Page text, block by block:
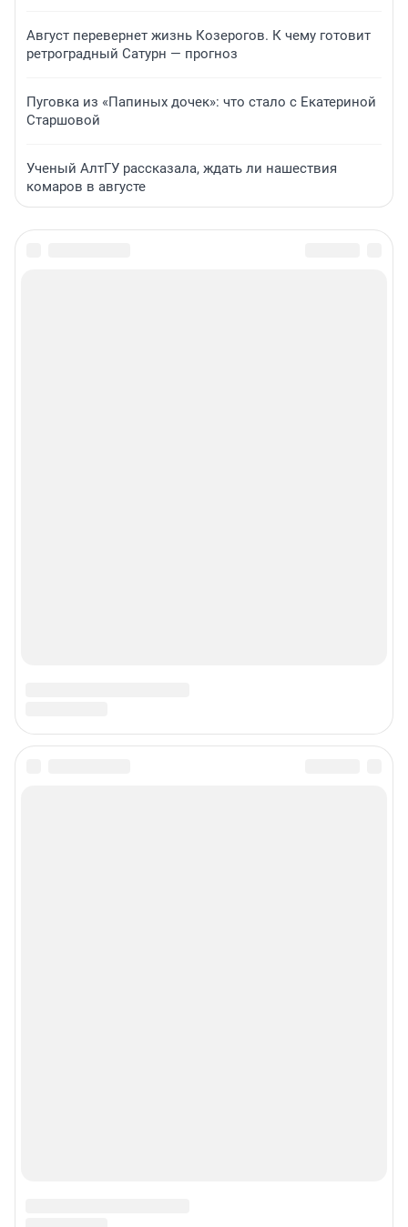
Август перевернет жизнь Козерогов. К чему готовит
ретроградный Сатурн — прогноз
Пуговка из «Папиных дочек»: что стало с Екатериной
Старшовой
Ученый АлтГУ рассказала, ждать ли нашествия
комаров в августе